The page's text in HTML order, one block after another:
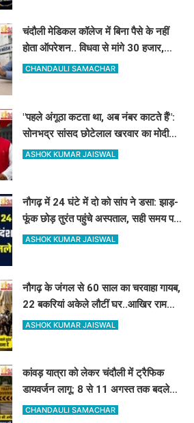
चंदौली मेडिकल कॉलेज में बिना पैसे के नहीं
होता ऑपरेशन.. विधवा से मांगे 30 हजार,
DM-प्रिंसिपल-पूर्व विधायक की पैरवी फेल
CHANDAULI SAMACHAR
"पहले अंगूठा कटता था, अब नंबर काटते हैं":
सोनभद्र सांसद छोटेलाल खरवार का मोदी
सरकार पर तीखा हमला
ASHOK KUMAR JAISWAL
नौगढ़ में 24 घंटे में दो को सांप ने डसा: झाड़-
फूंक छोड़ तुरंत पहुंचे अस्पताल, सही समय पर
इलाज से बच गयी जान
ASHOK KUMAR JAISWAL
नौगढ़ के जंगल से 60 साल का चरवाहा गायब,
22 बकरियां अकेले लौटीं घर..आखिर रामलाल
कहां गए?
ASHOK KUMAR JAISWAL
कांवड़ यात्रा को लेकर चंदौली में ट्रैफिक
डायवर्जन लागू: 8 से 11 अगस्त तक बदले
रहेंगे ये रास्ते, देखें पूरी लिस्ट
CHANDAULI SAMACHAR